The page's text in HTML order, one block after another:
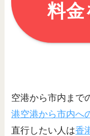
料金
空港から市内まで
港空港から市内へ
直行したい人は香